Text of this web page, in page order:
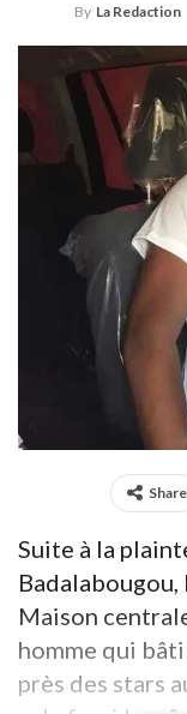
By La Redaction
Share
Suite à la
Badalabougou,
Maison
homme qui
près des stars